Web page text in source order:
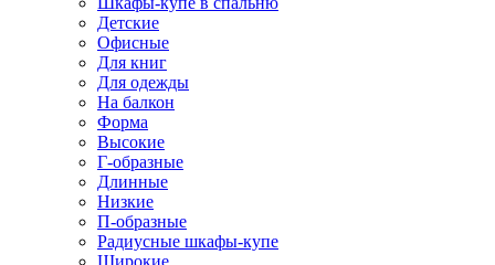
Детские
Офисные
Для книг
Для одежды
На балкон
Форма
Высокие
Г-образные
Длинные
Низкие
П-образные
Радиусные шкафы-купе
Широкие